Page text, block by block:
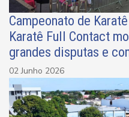
Campeonato de
Karatê Full Contact
grandes disputas e
02 Junho 2026